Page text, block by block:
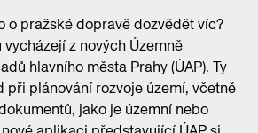
o pražské dopravě dozvědět víc?
z nových Územně
hlavního města Prahy (ÚAP). Ty
při plánování rozvoje území, včetně
jako je územní nebo